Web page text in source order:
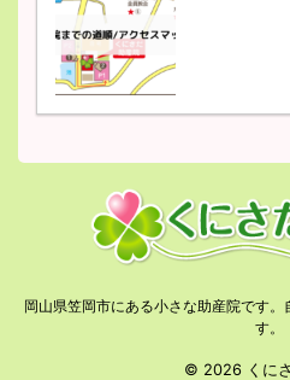
岡山県笠岡市にある小さな助産院です
す。
© 2026 くに